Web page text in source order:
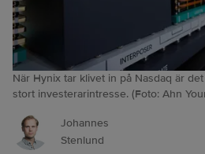
När Hynix tar klivet in på Nasdaq är
stort investerarintresse. (Foto: Ahn
Johannes
Stenlund